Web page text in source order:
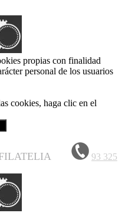
propias con finalidad
personal de los usuarios
cookies, haga clic en el
93 325